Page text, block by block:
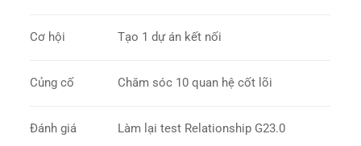
Cơ hội Tạo 1 dự án kết nối
Củng cố Chăm sóc 10 quan hệ cốt lõi
Đánh giá Làm lại test Relationship G23.0